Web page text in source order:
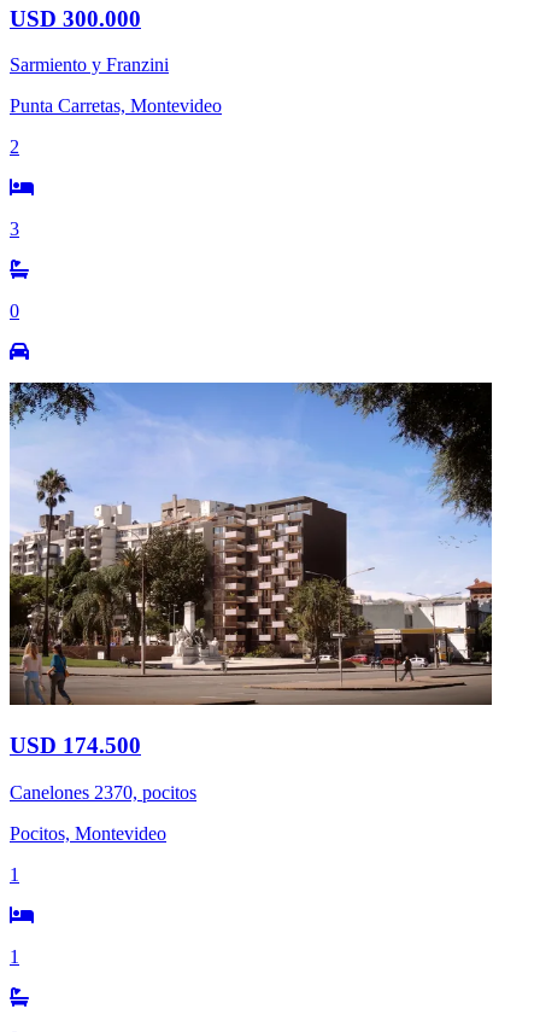
USD 300.000
Sarmiento y Franzini
Punta Carretas, Montevideo
2
3
0
USD 174.500
Canelones 2370, pocitos
Pocitos, Montevideo
1
1